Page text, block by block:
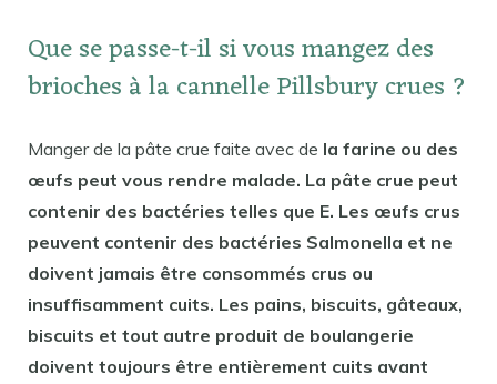
Que se passe-t-il si vous mangez des
brioches à la cannelle Pillsbury crues ?
Manger de la pâte crue faite avec de la farine ou des
œufs peut vous rendre malade. La pâte crue peut
contenir des bactéries telles que E. Les œufs crus
peuvent contenir des bactéries Salmonella et ne
doivent jamais être consommés crus ou
insuffisamment cuits. Les pains, biscuits, gâteaux,
biscuits et tout autre produit de boulangerie
doivent toujours être entièrement cuits avant